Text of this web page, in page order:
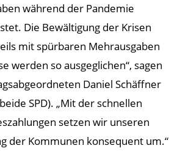
während der Pandemie
Die Bewältigung der Krisen
mit spürbaren Mehrausgaben
werden so ausgeglichen“, sagen
Daniel Schäffner
SPD). „Mit der schnellen
setzen wir unseren
der Kommunen konsequent um.“